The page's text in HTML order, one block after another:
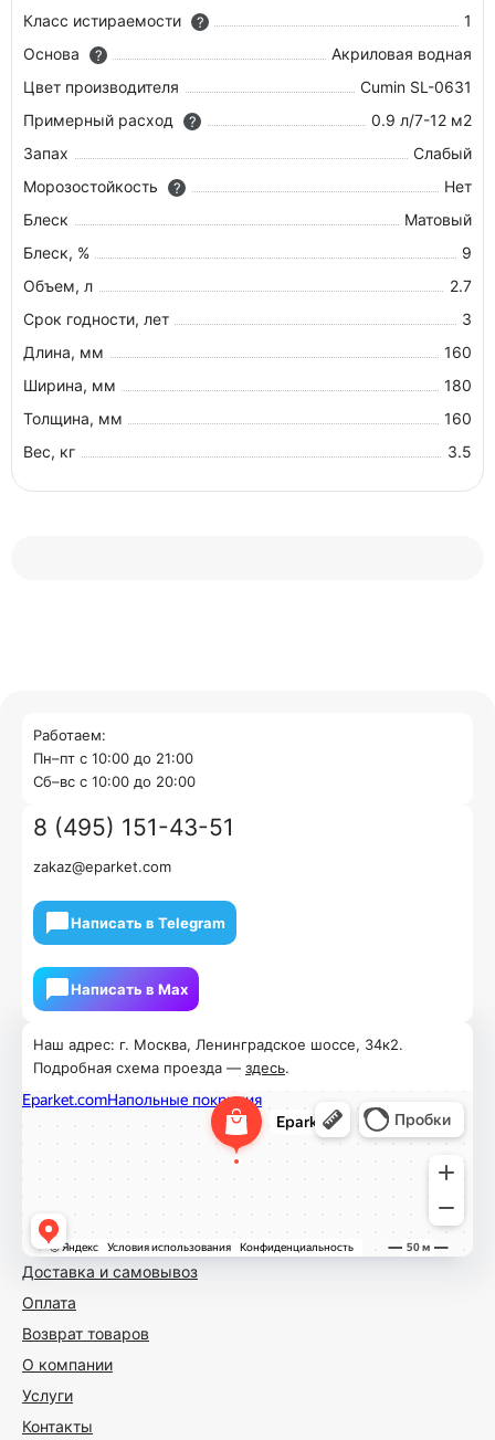
Класс истираемости
?
1
Основа
?
Акриловая водная
Цвет производителя
Cumin SL-0631
Примерный расход
?
0.9 л/7-12 м2
Запах
Слабый
Морозостойкость
?
Нет
Блеск
Матовый
Блеск, %
9
Объем, л
2.7
Срок годности, лет
3
Длина, мм
160
Ширина, мм
180
Толщина, мм
160
Вес, кг
3.5
Доставка и самовывоз
Оплата
Возврат товаров
О компании
Услуги
Контакты
Наш адрес: г. Москва, Ленинградское шоссе, 34к2.
Подробная схема проезда — здесь.
Работаем:
Пн–пт с 10:00 до 21:00
Cб–вс с 10:00 до 20:00
8 (495) 151-43-51
zakaz@eparket.com
Написать в Telegram
Написать в Мах